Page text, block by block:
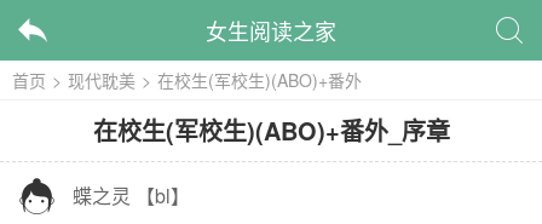
 女生阅读之家 
首页 > 现代耽美 > 在校生(军校生)(ABO)+番外
在校生(军校生)(ABO)+番外_ 序章
 蝶之灵 【bl】